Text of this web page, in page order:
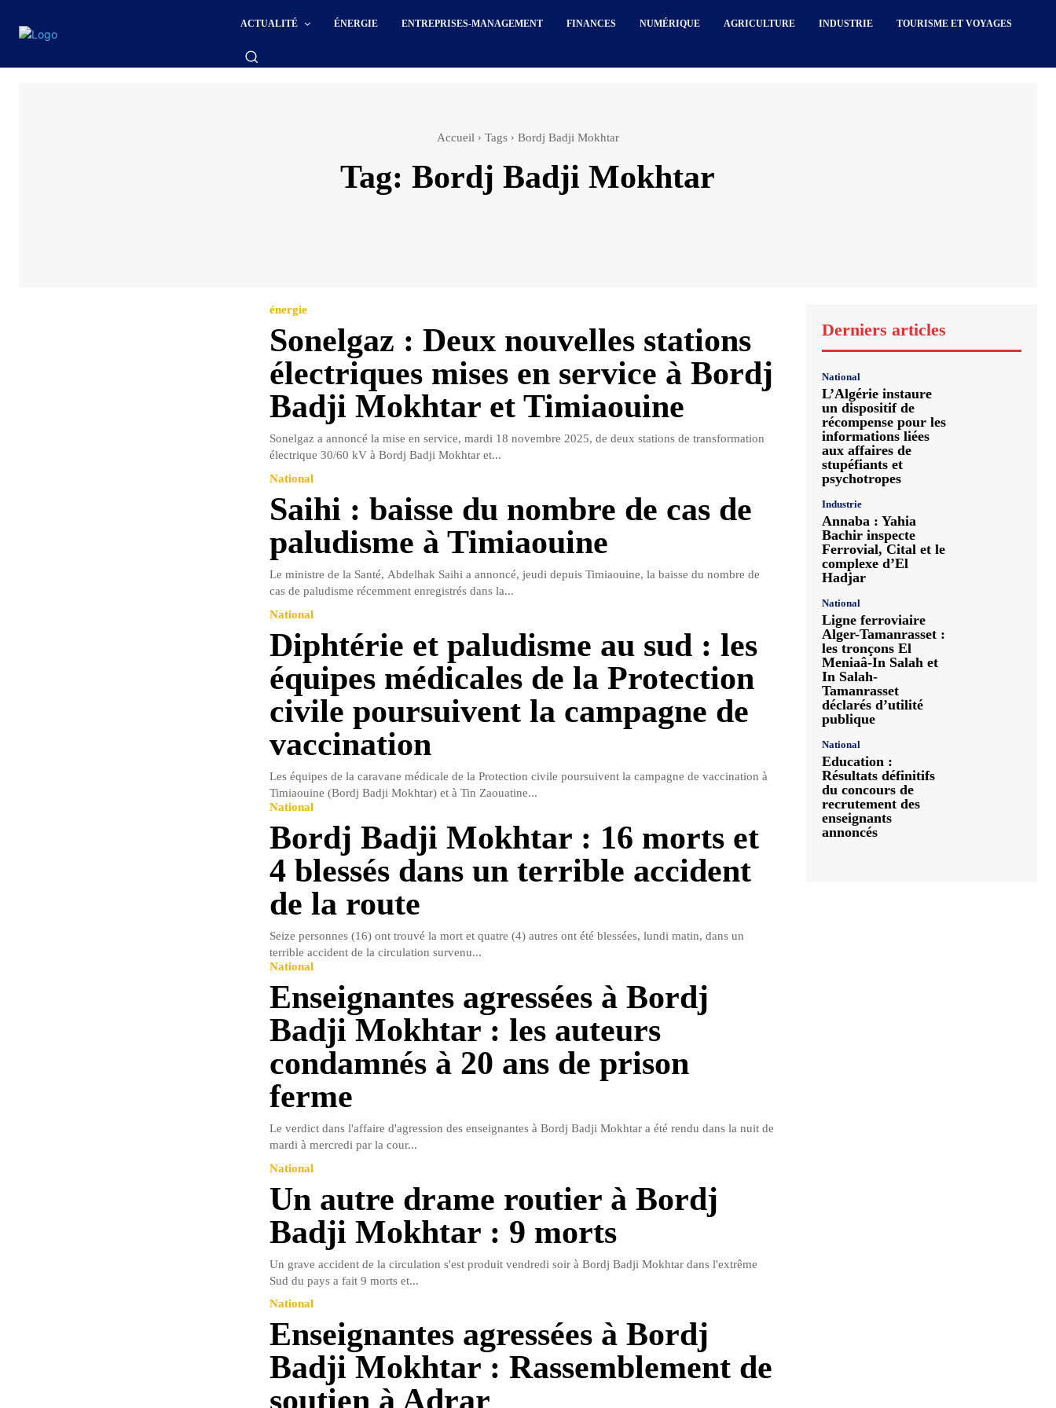
ACTUALITÉ ÉNERGIE ENTREPRISES-MANAGEMENT FINANCES NUMÉRIQUE AGRICULTURE INDUSTRIE TOURISME ET VOYAGES
Accueil Tags Bordj Badji Mokhtar
Tag: Bordj Badji Mokhtar
énergie
Sonelgaz : Deux nouvelles stations
électriques mises en service à Bordj
Badji Mokhtar et Timiaouine
Sonelgaz a annoncé la mise en service, mardi 18 novembre 2025, de deux stations de transformation
électrique 30/60 kV à Bordj Badji Mokhtar et...
National
Saihi : baisse du nombre de cas de
paludisme à Timiaouine
Le ministre de la Santé, Abdelhak Saihi a annoncé, jeudi depuis Timiaouine, la baisse du nombre de
cas de paludisme récemment enregistrés dans la...
National
Diphtérie et paludisme au sud : les
équipes médicales de la Protection
civile poursuivent la campagne de
vaccination
Les équipes de la caravane médicale de la Protection civile poursuivent la campagne de vaccination à
Timiaouine (Bordj Badji Mokhtar) et à Tin Zaouatine...
National
Bordj Badji Mokhtar : 16 morts et
4 blessés dans un terrible accident
de la route
Seize personnes (16) ont trouvé la mort et quatre (4) autres ont été blessées, lundi matin, dans un
terrible accident de la circulation survenu...
National
Enseignantes agressées à Bordj
Badji Mokhtar : les auteurs
condamnés à 20 ans de prison
ferme
Le verdict dans l'affaire d'agression des enseignantes à Bordj Badji Mokhtar a été rendu dans la nuit de
mardi à mercredi par la cour...
National
Un autre drame routier à Bordj
Badji Mokhtar : 9 morts
Un grave accident de la circulation s'est produit vendredi soir à Bordj Badji Mokhtar dans l'extrême
Sud du pays a fait 9 morts et...
National
Enseignantes agressées à Bordj
Badji Mokhtar : Rassemblement de
soutien à Adrar
Derniers articles
National
L’Algérie instaure
un dispositif de
récompense pour les
informations liées
aux affaires de
stupéfiants et
psychotropes
Industrie
Annaba : Yahia
Bachir inspecte
Ferrovial, Cital et le
complexe d’El
Hadjar
National
Ligne ferroviaire
Alger-Tamanrasset :
les tronçons El
Meniaâ-In Salah et
In Salah-
Tamanrasset
déclarés d’utilité
publique
National
Education :
Résultats définitifs
du concours de
recrutement des
enseignants
annoncés